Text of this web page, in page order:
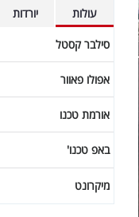
עולות יורדות
סילבר קסטל
אפולו פאוור
אורמת טכנו
באפ טכנו'
מיקרונט